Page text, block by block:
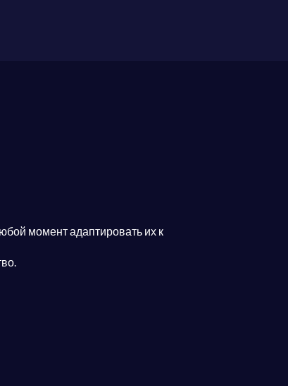
момент адаптировать их к